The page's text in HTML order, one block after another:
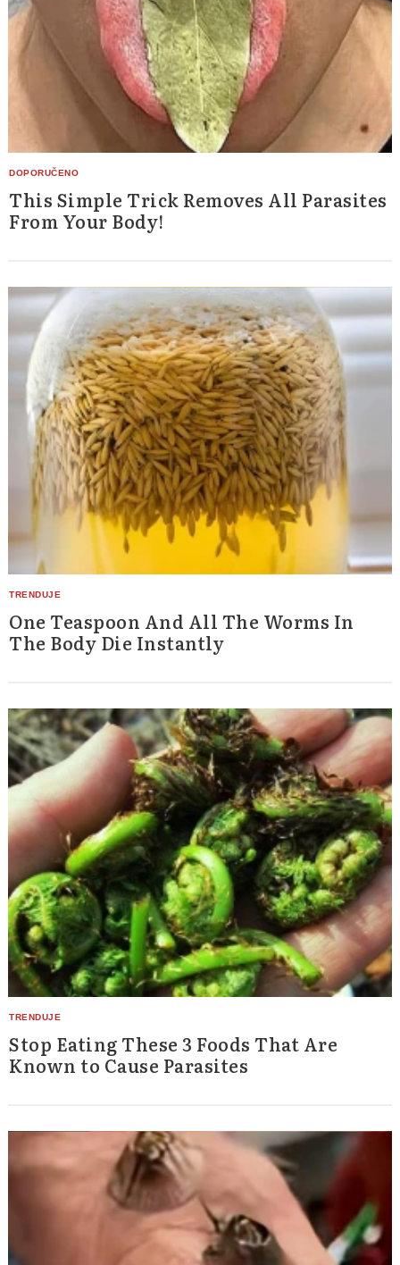
This Simple Trick Removes All Parasites
From Your Body!
One Teaspoon And All The Worms In
The Body Die Instantly
Stop Eating These 3 Foods That Are
Known to Cause Parasites